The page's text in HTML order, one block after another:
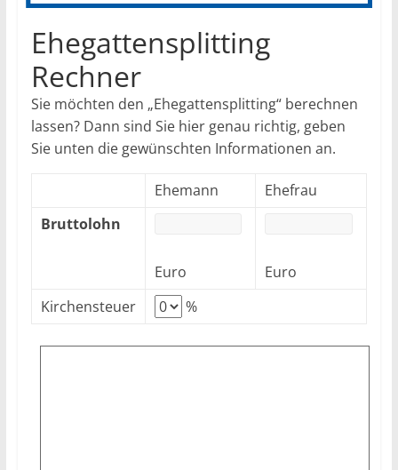
Ehegattensplitting
Rechner
Sie möchten den „Ehegattensplitting“ berechnen
lassen? Dann sind Sie hier genau richtig, geben
Sie unten die gewünschten Informationen an.
Ehemann
Ehefrau
Bruttolohn
Euro
Euro
Kirchensteuer
%